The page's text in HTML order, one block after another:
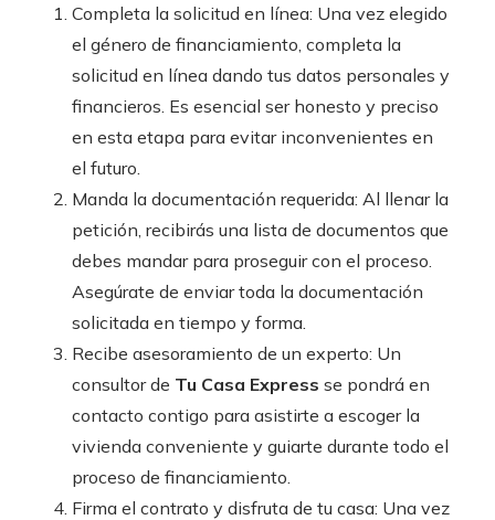
Completa la solicitud en línea: Una vez elegido
el género de financiamiento, completa la
solicitud en línea dando tus datos personales y
financieros. Es esencial ser honesto y preciso
en esta etapa para evitar inconvenientes en
el futuro.
Manda la documentación requerida: Al llenar la
petición, recibirás una lista de documentos que
debes mandar para proseguir con el proceso.
Asegúrate de enviar toda la documentación
solicitada en tiempo y forma.
Recibe asesoramiento de un experto: Un
consultor de Tu Casa Express se pondrá en
contacto contigo para asistirte a escoger la
vivienda conveniente y guiarte durante todo el
proceso de financiamiento.
Firma el contrato y disfruta de tu casa: Una vez